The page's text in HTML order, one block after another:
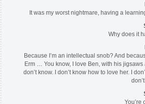
It was my worst nightmare, having a
Why does it
Because I’m an intellectual snob? And
Erm … You know, I love Ben, with his
don’t know. I don’t know how to love her. I
You’re